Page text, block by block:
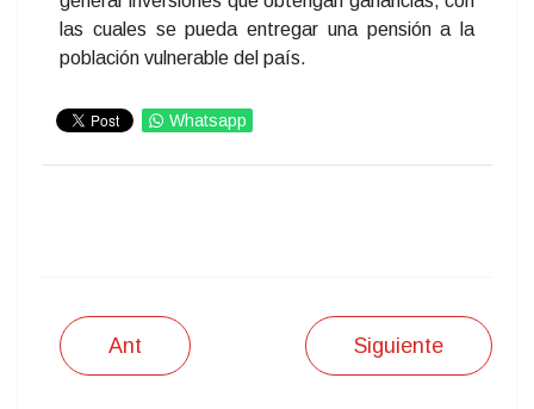
las cuales se pueda entregar una pensión a la
población vulnerable del país.
Whatsapp
Ant Siguiente